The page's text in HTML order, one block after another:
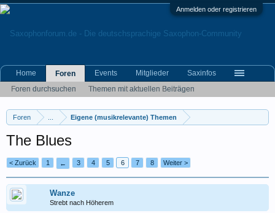
Anmelden oder registrieren
Foren Eigene (musikrelevante) Themen
The Blues
< Zurück 1 ← 3 4 5 6 7 8 Weiter >
Wanze
Strebt nach Höherem
Home
Foren
Foren durchsuchen
Themen mit aktuellen Beiträgen
Events Mitglieder Saxinfos